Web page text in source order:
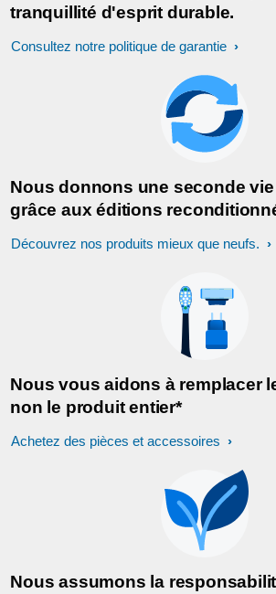
tranquillité d'esprit durable.
Consultez notre politique de garantie
Nous donnons une seconde
grâce aux éditions
Découvrez nos produits mieux que neufs.
Nous vous aidons à remplacer
non le produit entier*
Achetez des pièces et accessoires
Nous assumons la